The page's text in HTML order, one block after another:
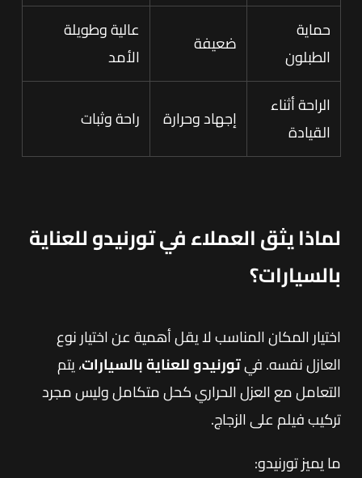
حماية
الطبلون
ضعيفة
عالية وطويلة
الأمد
الراحة أثناء
القيادة
إجهاد وحرارة راحة وثبات
لماذا يثق العملاء في تورنيدو للعناية
بالسيارات؟
اختيار المكان المناسب لا يقل أهمية عن اختيار نوع
العازل نفسه. فيتورنيدو للعناية بالسيارات، يتم
التعامل مع العزل الحراري كحل متكامل وليس مجرد
تركيب فيلم على الزجاج.
ما يميز تورنيدو: